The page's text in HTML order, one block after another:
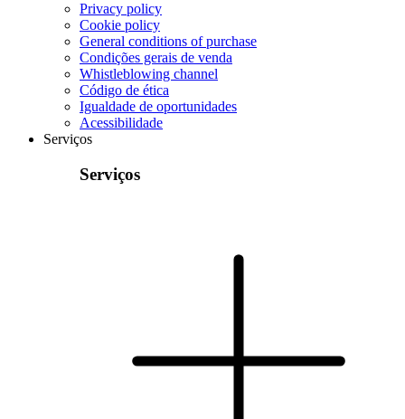
Privacy policy
Cookie policy
General conditions of purchase
Condições gerais de venda
Whistleblowing channel
Código de ética
Igualdade de oportunidades
Acessibilidade
Serviços
Serviços